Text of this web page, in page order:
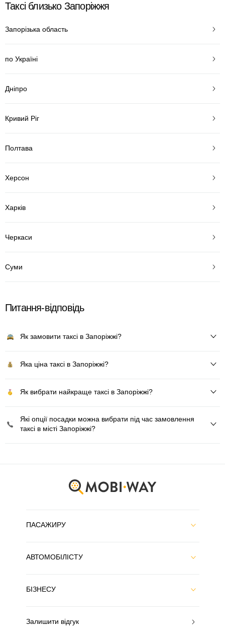
Таксі близько Запоріжжя
Запорізька область
по Україні
Дніпро
Кривий Ріг
Полтава
Херсон
Харків
Черкаси
Суми
Питання-відповідь
Як замовити таксі в Запоріжжі?
Яка ціна таксі в Запоріжжі?
Як вибрати найкраще таксі в Запоріжжі?
Які опції посадки можна вибрати під час замовлення
таксі в місті Запоріжжі?
ПАСАЖИРУ
АВТОМОБІЛІСТУ
БІЗНЕСУ
Залишити відгук